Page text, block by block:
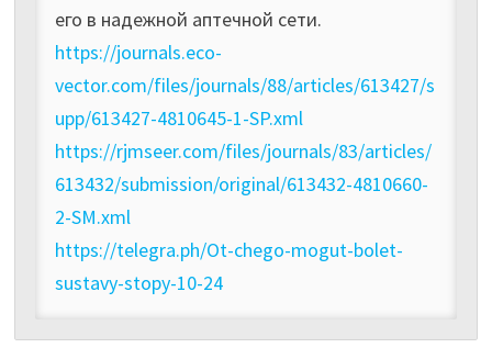
его в надежной аптечной сети.
https://journals.eco-
vector.com/files/journals/88/articles/613427/s
upp/613427-4810645-1-SP.xml
https://rjmseer.com/files/journals/83/articles/
613432/submission/original/613432-4810660-
2-SM.xml
https://telegra.ph/Ot-chego-mogut-bolet-
sustavy-stopy-10-24